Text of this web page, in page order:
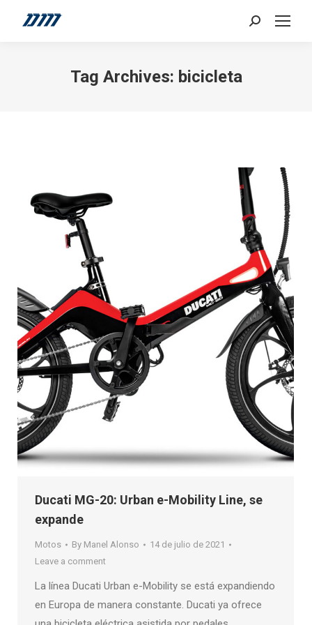
Search:
Tag Archives: bicicleta
Ducati MG-20: Urban e-Mobility Line, se
expande
Motos By Manel Alonso
14 de julio de 2021
Leave a comment
La línea Ducati Urban e-Mobility se está expandiendo
en Europa de manera constante. Ducati ya ofrece